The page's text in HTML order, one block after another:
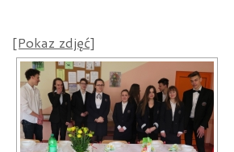
[Pokaz zdjęć]